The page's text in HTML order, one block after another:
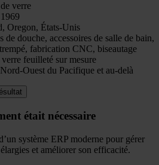
verre
Oregon, États-Unis
de douche, accessoires de salle de bain,
fabrication CNC, biseautage
feuilleté sur mesure
Nord-Ouest du Pacifique et au-delà
était nécessaire
système ERP moderne pour gérer
et améliorer son efficacité.